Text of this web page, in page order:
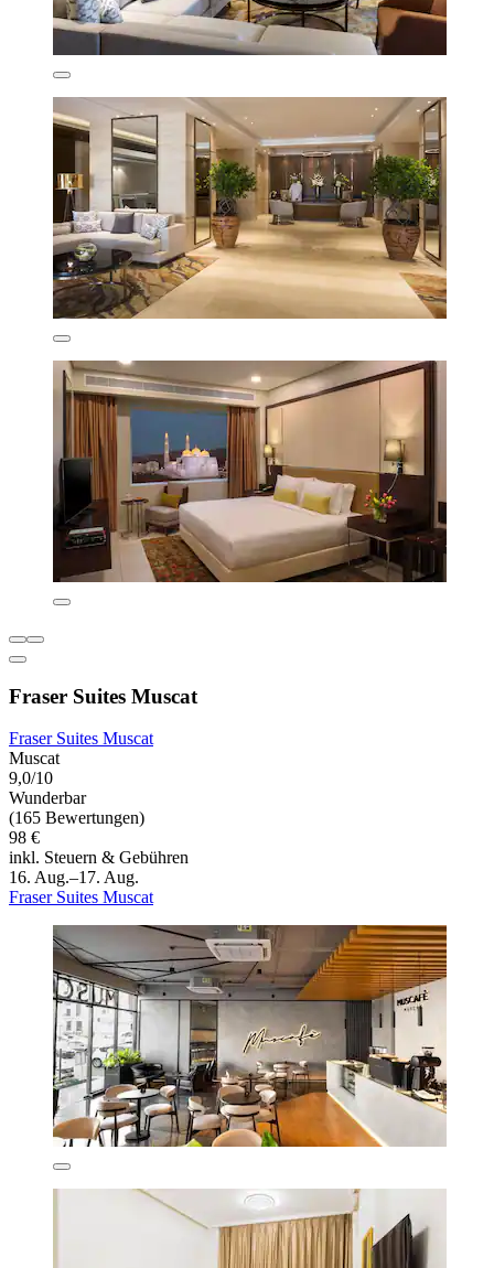
Fraser Suites Muscat
Fraser Suites Muscat
Muscat
9,0/10
Wunderbar
(165 Bewertungen)
98 €
inkl. Steuern & Gebühren
16. Aug.–17. Aug.
Fraser Suites Muscat